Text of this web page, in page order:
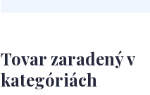
Tovar zaradený v
kategóriách